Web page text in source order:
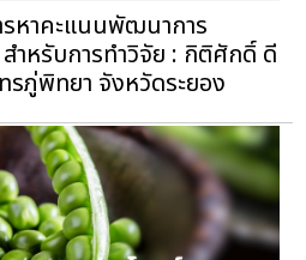
หาคะแนนพัฒนาการ
ำหรับการทำวิจัย : กิติศักดิ์ ดี
รภู่พิทยา จังหวัดระยอง